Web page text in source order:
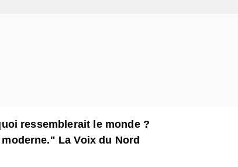
ressemblerait le monde ?
La Voix du Nord